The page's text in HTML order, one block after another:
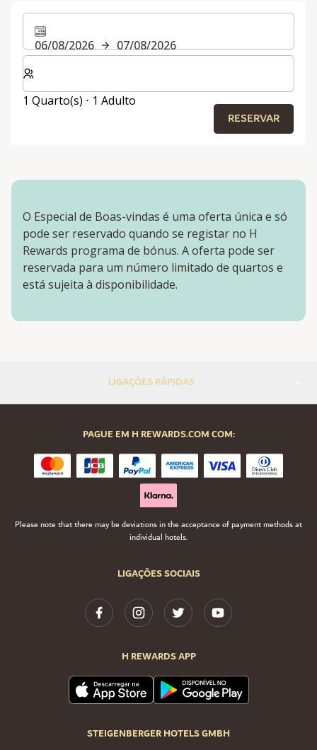
06/08/2026
07/08/2026
Selecionar o número de quartos e de hóspedes para a
1 Quarto(s) ⋅ 1 Adulto
RESERVAR
O Especial de Boas-vindas é uma oferta única e só
pode ser reservado quando se registar no H
Rewards programa de bónus. A oferta pode ser
reservada para um número limitado de quartos e
está sujeita à disponibilidade.
LIGAÇÕES RÁPIDAS
LIGAÇÕES SOCIAIS
H REWARDS APP
STEIGENBERGER HOTELS GMBH
PAGUE EM H REWARDS.COM COM:
Please note that there may be deviations in the acceptance of payment methods at
individual hotels.